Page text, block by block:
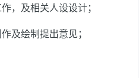
，及相关人设设计；
及绘制提出意见；